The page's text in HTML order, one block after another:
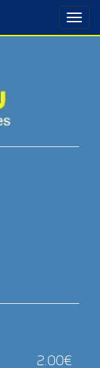
2.00€